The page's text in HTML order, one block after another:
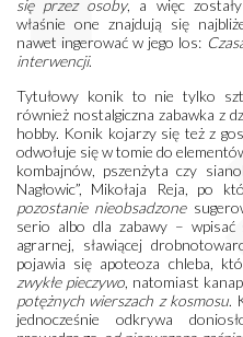
się przez osoby, a więc
właśnie one znajdują się
nawet ingerować w jego los:
interwencji.
Tytułowy konik to nie tylko
również nostalgiczna zabawka z
hobby. Konik kojarzy się też z
odwołuje się w tomie do
kombajnów, pszenżyta czy
Nagłowic”, Mikołaja Reja, po
pozostanie nieobsadzone
serio albo dla zabawy – wpisać
agrarnej, sławiącej
pojawia się apoteoza chleba,
zwykłe pieczywo, natomiast
potężnych wierszach z kosmosu.
jednocześnie odkrywa